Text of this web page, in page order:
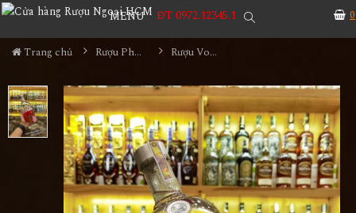
0
MENU ĐT 0972.12345.1
Trang chủ Rượu Pha Chế Rượu Vodka Absolut Raspberri 1L